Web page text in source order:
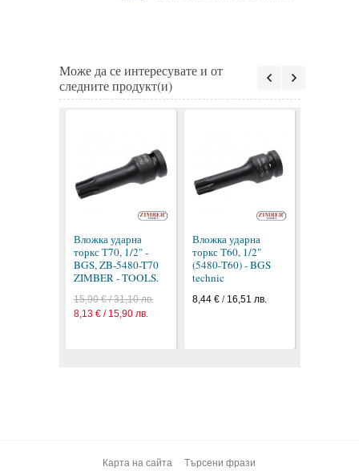
Може да се интересувате и от
следните продукт(и)
Вложка ударна
торкс Т70, 1/2" -
BGS, ZB-5480-T70
ZIMBER - TOOLS.
15,90 € / 31,10 лв.
8,13 € / 15,90 лв.
Вложка ударна
торкс Т60, 1/2"
(5480-T60) - BGS
technic
8,44 €/ 16,51 лв.
Карта на сайта Търсени фрази